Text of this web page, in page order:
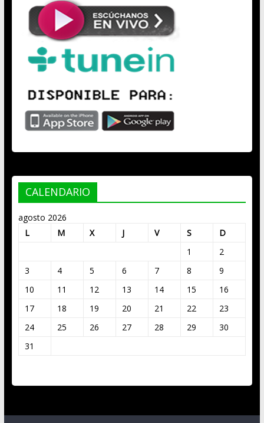
CALENDARIO
agosto 2026
L
M X J V S
D
1
2
3
4 5 6 7 8
9
10
11 12 13 14 15
16
17
18 19 20 21 22
23
24
25 26 27 28 29
30
31